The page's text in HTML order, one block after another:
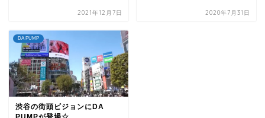
2021年12月7日 2020年7月31日
DA PUMP
渋谷の街頭ビジョンにDA